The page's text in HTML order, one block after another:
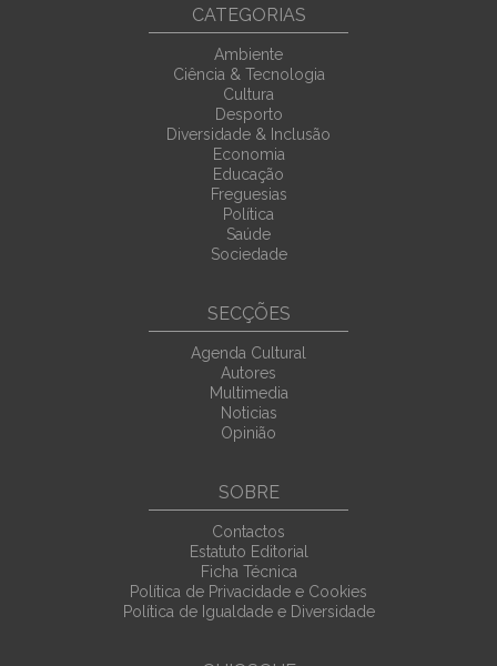
CATEGORIAS
Ambiente
Ciência & Tecnologia
Cultura
Desporto
Diversidade & Inclusão
Economia
Educação
Freguesias
Política
Saúde
Sociedade
SECÇÕES
Agenda Cultural
Autores
Multimedia
Noticias
Opinião
SOBRE
Contactos
Estatuto Editorial
Ficha Técnica
Política de Privacidade e Cookies
Política de Igualdade e Diversidade